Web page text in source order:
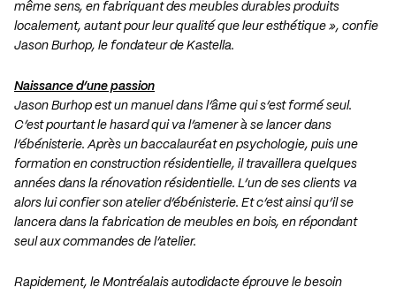
même sens, en fabriquant des meubles durables produits
localement, autant pour leur qualité que leur esthétique », confie
Jason Burhop, le fondateur de Kastella.
Naissance d’une passion
Jason Burhop est un manuel dans l’âme qui s’est formé seul.
C’est pourtant le hasard qui va l’amener à se lancer dans
l’ébénisterie. Après un baccalauréat en psychologie, puis une
formation en construction résidentielle, il travaillera quelques
années dans la rénovation résidentielle. L’un de ses clients va
alors lui confier son atelier d’ébénisterie. Et c’est ainsi qu’il se
lancera dans la fabrication de meubles en bois, en répondant
seul aux commandes de l’atelier.
Rapidement, le Montréalais autodidacte éprouve le besoin